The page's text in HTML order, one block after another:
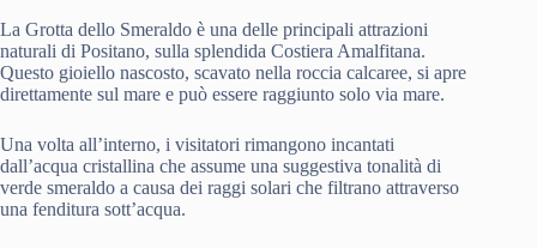
La Grotta dello Smeraldo è una delle principali attrazioni
naturali di Positano, sulla splendida Costiera Amalfitana.
Questo gioiello nascosto, scavato nella roccia calcaree, si apre
direttamente sul mare e può essere raggiunto solo via mare.
Una volta all’interno, i visitatori rimangono incantati
dall’acqua cristallina che assume una suggestiva tonalità di
verde smeraldo a causa dei raggi solari che filtrano attraverso
una fenditura sott’acqua.